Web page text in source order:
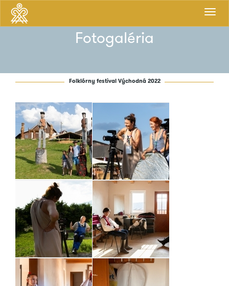
Fotogaléria
Folklórny festival Východná 2022